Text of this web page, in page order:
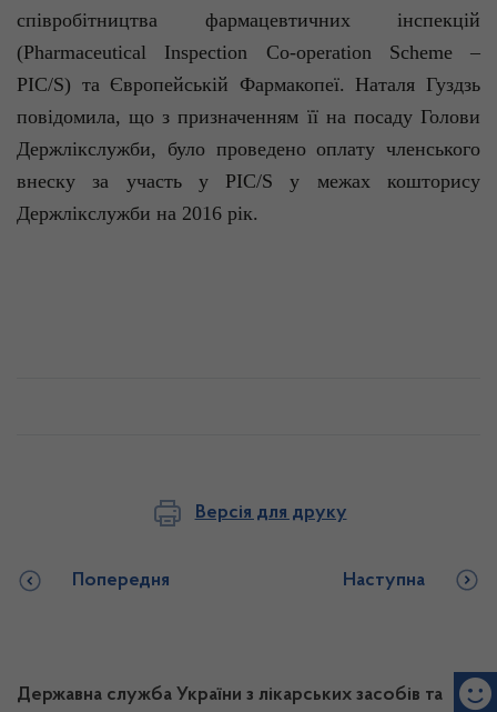
співробітництва фармацевтичних інспекцій
(Pharmaceutical Inspection Co-operation Scheme–
PIC/S) та Європейській Фармакопеї. Наталя Гуздзь
повідомила, що з призначенням її на посаду Голови
Держлікслужби, було проведено оплату членського
внеску за участь у PIC/S у межах кошторису
Держлікслужби на 2016 рік.
Версія для друку
Попередня Наступна
Державна служба України з лікарських засобів та